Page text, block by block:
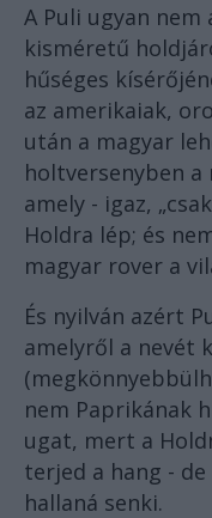
A Puli ugyan nem
kisméretű
hűséges
az amerikaiak,
után a magyar
holtversenyben a
amely - igaz,
Holdra lép; és
magyar rover a
És nyilván azért
amelyről a nevét
nem Paprikának
ugat, mert a
terjed a hang -
hallaná senki.